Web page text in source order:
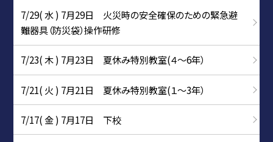
7/29( 水 ) 7月29日 火災時の安全確保のための緊急避
難器具（防災袋）操作研修
7/23( 木 ) 7月23日 夏休み特別教室(４～6年）
7/21( 火 ) 7月21日 夏休み特別教室(１～3年）
7/17( 金 ) 7月17日 下校